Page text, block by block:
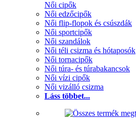
Női cipők
Női edzőcipők
Női flip-flopok és csúszdák
Női sportcipők
Női szandálok
Női téli csizma és hótaposók
Női tornacipők
Női túra- és túrabakancsok
Női vízi cipők
Női vizálló csizma
Láss többet...